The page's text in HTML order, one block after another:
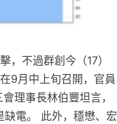
，不過群創今（17）
9月中上旬召開，官員
理事長林伯豐坦言，
電。 此外，穩懋、宏